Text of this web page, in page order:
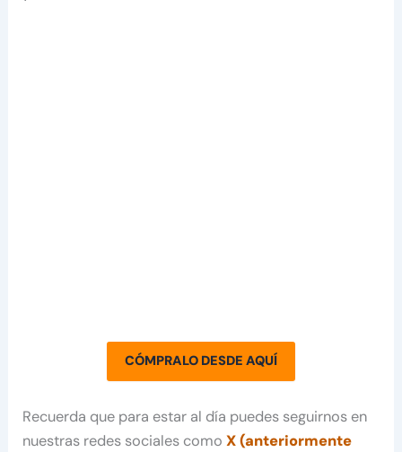
Recuerda que para estar al día puedes seguirnos en
nuestras redes sociales comoX (anteriormente